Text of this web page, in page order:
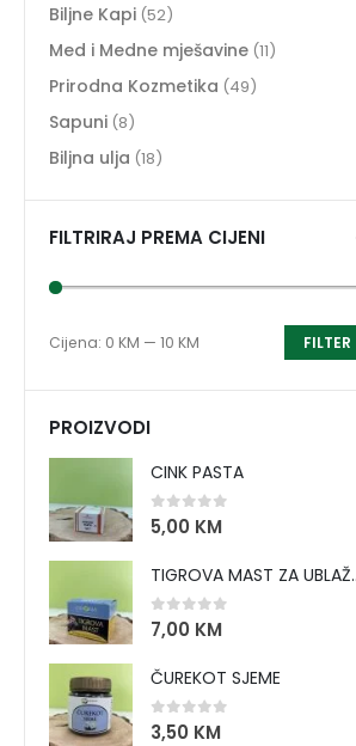
Biljne Kapi (52)
Med i Medne mješavine (11)
Prirodna Kozmetika (49)
Sapuni (8)
Biljna ulja (18)
FILTRIRAJ PREMA CIJENI
FILTER
Cijena: 0 KM — 10 KM
PROIZVODI
CINK PASTA
0 out of 5
5,00 KM
TIGROVA MAST ZA
0 out of 5
7,00 KM
ČUREKOT SJEME
0 out of 5
3,50 KM